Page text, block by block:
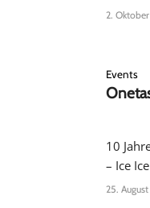
2.
Events
10
– Ice
25.